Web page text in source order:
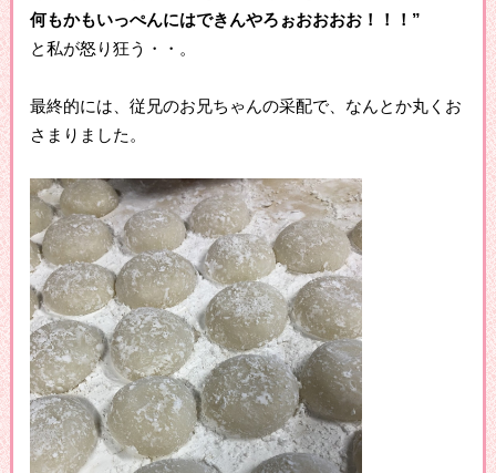
何もかもいっぺんにはできんやろぉおおおお！！！”
と私が怒り狂う・・。
最終的には、従兄のお兄ちゃんの采配で、なんとか丸くお
さまりました。